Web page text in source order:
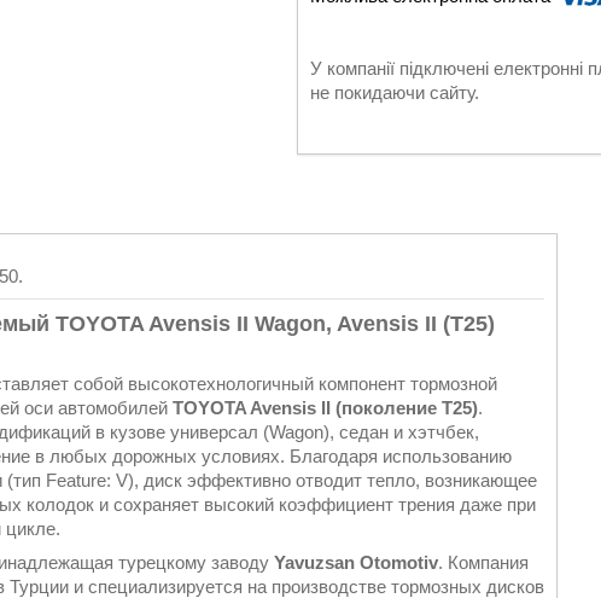
У компанії підключені
не покидаючи сайту.
TOYOTA Avensis II Wagon, Avensis II (T25)
собой высокотехнологичный компонент тормозной
оси автомобилей TOYOTA Avensis II (поколение T25).
в кузове универсал (Wagon), седан и хэтчбек,
в любых дорожных условиях. Благодаря использованию
Feature: V), диск эффективно отводит тепло, возникающее
колодок и сохраняет высокий коэффициент трения даже при
цикле.
турецкому заводу Yavuzsan Otomotiv. Компания
и специализируется на производстве тормозных дисков